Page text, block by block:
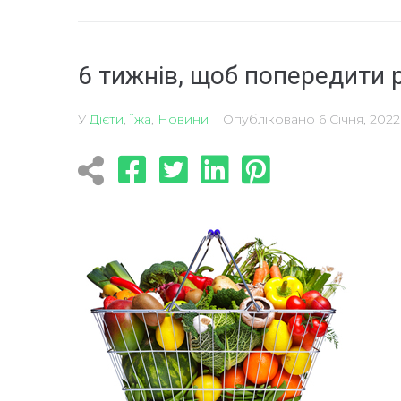
6 тижнів, щоб попередити
У Дієти, Їжа, Новини Опубліковано 6 Січня, 2022